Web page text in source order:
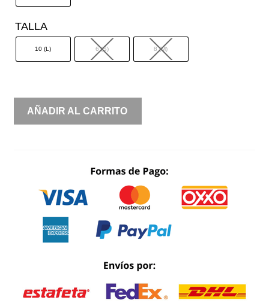
TALLA
10 (L) 6 (S) 8 (M)
CONJUNTO
SACO
CANTIDAD
AÑADIR AL CARRITO